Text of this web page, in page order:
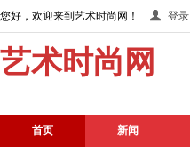
您好，欢迎来到艺术时尚网！ 登录
艺术时尚网
首页 新闻